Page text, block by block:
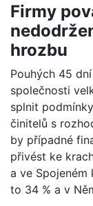
Firmy
hrozbu
Pouhých 45
společnosti
splnit
činitelů s
by případné
přivést ke
a ve Spojeném
to 34 % a v